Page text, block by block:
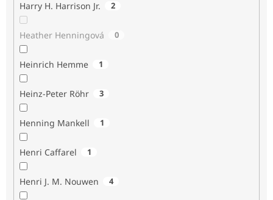
Harry H. Harrison Jr. 2
Heather Henningová 0
Heinrich Hemme 1
Heinz-Peter Röhr 3
Henning Mankell 1
Henri Caffarel 1
Henri J. M. Nouwen 4